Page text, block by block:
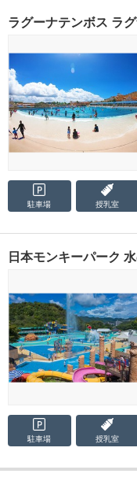
ラグーナテンボス ラ
駐車場 授乳室
日本モンキーパーク
駐車場 授乳室